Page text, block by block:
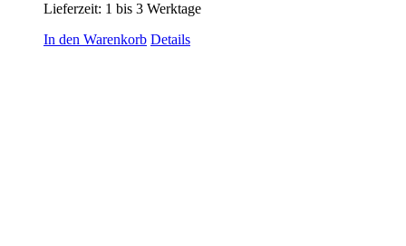
Lieferzeit: 1 bis 3 Werktage
In den Warenkorb Details